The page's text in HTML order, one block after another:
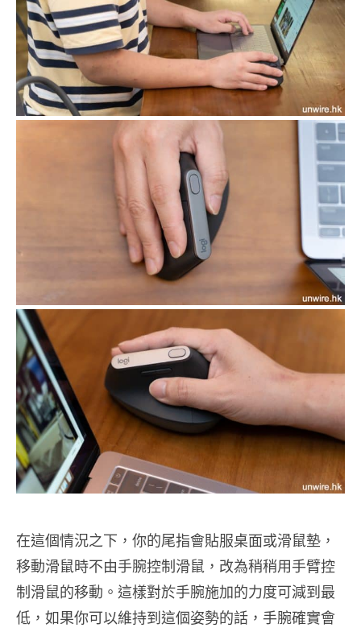
在這個情況之下，你的尾指會貼服桌面或滑鼠墊，
移動滑鼠時不由手腕控制滑鼠，改為稍稍用手臂控
制滑鼠的移動。這樣對於手腕施加的力度可減到最
低，如果你可以維持到這個姿勢的話，手腕確實會